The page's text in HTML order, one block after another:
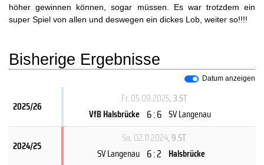
höher gewinnen können, sogar müssen. Es war trotzdem ein
super Spiel von allen und deswegen ein dickes Lob, weiter so!!!!
Bisherige Ergebnisse
Datum anzeigen
2025/26
Fr, 05.09.2025, 3.ST
VfB Halsbrücke 6 : 6 SV Langenau
2024/25
Sa, 02.11.2024, 9.ST
SV Langenau 6 : 2 Halsbrücke